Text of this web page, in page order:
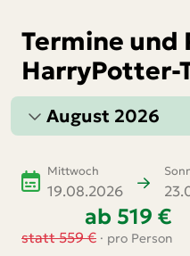
Termine und
HarryPotter-
August 2026
Mittwoch
19.08.2026
ab 519 €
statt559 € · pro Person